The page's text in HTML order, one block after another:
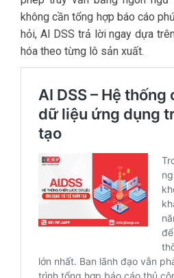
không cần tổng hợp báo cáo
hỏi, AI DSS trả lời ngay dựa
hóa theo từng lô sản xuất.